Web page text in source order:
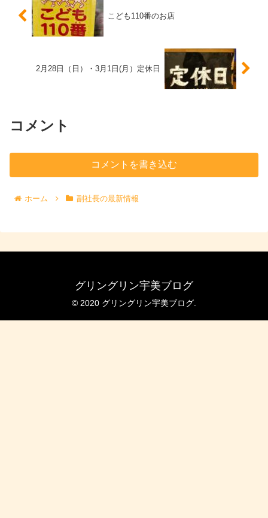
こども110番のお店
2月28日（日）・3月1日(月）定休日
コメント
コメントを書き込む
ホーム 副社長の最新情報
グリングリン宇美ブログ
© 2020 グリングリン宇美ブログ.